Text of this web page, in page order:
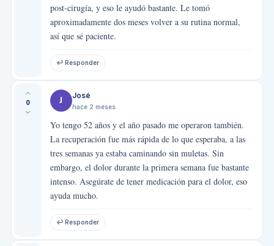
post-cirugía, y eso le ayudó bastante. Le tomó
aproximadamente dos meses volver a su rutina normal,
así que sé paciente.
↩ Responder
0 J José
hace 2 meses
Yo tengo 52 años y el año pasado me operaron también.
La recuperación fue más rápida de lo que esperaba, a las
tres semanas ya estaba caminando sin muletas. Sin
embargo, el dolor durante la primera semana fue bastante
intenso. Asegúrate de tener medicación para el dolor, eso
ayuda mucho.
↩ Responder